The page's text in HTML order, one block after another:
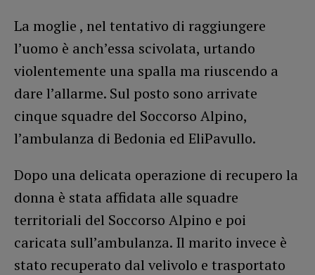
La moglie , nel tentativo di raggiungere
l’uomo è anch’essa scivolata, urtando
violentemente una spalla ma riuscendo a
dare l’allarme. Sul posto sono arrivate
cinque squadre del Soccorso Alpino,
l’ambulanza di Bedonia ed EliPavullo.
Dopo una delicata operazione di recupero la
donna è stata affidata alle squadre
territoriali del Soccorso Alpino e poi
caricata sull’ambulanza. Il marito invece è
stato recuperato dal velivolo e trasportato